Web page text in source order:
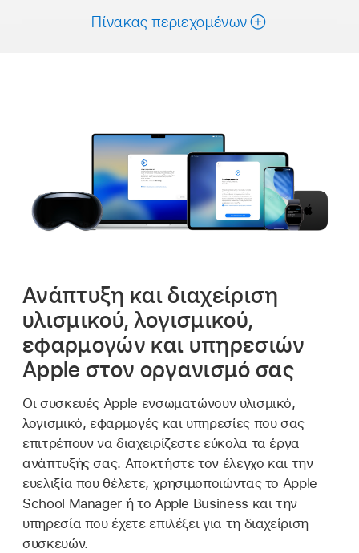
Πίνακας περιεχομένων
Ανάπτυξη και διαχείριση
υλισμικού, λογισμικού,
εφαρμογών και υπηρεσιών
Apple στον οργανισμό σας
Οι συσκευές Apple ενσωματώνουν υλισμικό,
λογισμικό, εφαρμογές και υπηρεσίες που σας
επιτρέπουν να διαχειρίζεστε εύκολα τα έργα
ανάπτυξής σας. Αποκτήστε τον έλεγχο και την
ευελιξία που θέλετε, χρησιμοποιώντας το Apple
School Manager ή το Apple Business και την
υπηρεσία που έχετε επιλέξει για τη διαχείριση
συσκευών.